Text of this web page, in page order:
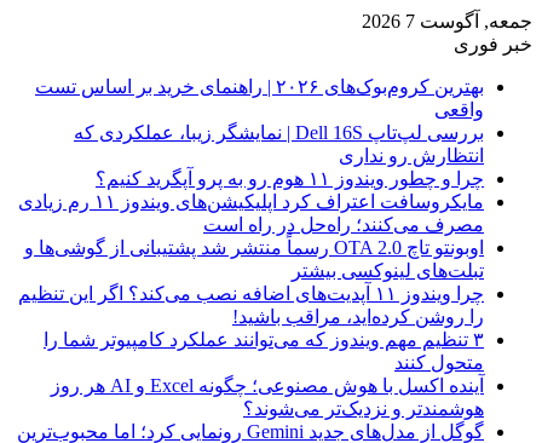
جمعه, آگوست 7 2026
خبر فوری
بهترین کروم‌بوک‌های ۲۰۲۶ | راهنمای خرید بر اساس تست
واقعی
بررسی لپ‌تاپ Dell 16S | نمایشگر زیبا، عملکردی که
انتظارش رو نداری
چرا و چطور ویندوز ۱۱ هوم رو به پرو آپگرید کنیم؟
مایکروسافت اعتراف کرد اپلیکیشن‌های ویندوز ۱۱ رم زیادی
مصرف می‌کنند؛ راه‌حل در راه است
اوبونتو تاچ OTA 2.0 رسماً منتشر شد پشتیبانی از گوشی‌ها و
تبلت‌های لینوکسی بیشتر
چرا ویندوز ۱۱ آپدیت‌های اضافه نصب می‌کند؟ اگر این تنظیم
را روشن کرده‌اید، مراقب باشید!
۳ تنظیم مهم ویندوز که می‌توانند عملکرد کامپیوتر شما را
متحول کنند
آینده اکسل با هوش مصنوعی؛ چگونه Excel و AI هر روز
هوشمندتر و نزدیک‌تر می‌شوند؟
گوگل از مدل‌های جدید Gemini رونمایی کرد؛ اما محبوب‌ترین